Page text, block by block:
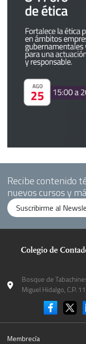
Recibe contenido
nuevos cursos y
Suscribirme al
Bosque de
Miguel Hidalgo, C.P.
Membrecía